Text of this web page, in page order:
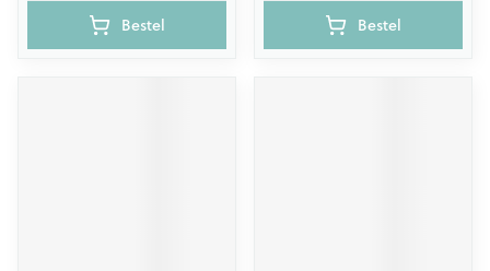
Bestel Bestel